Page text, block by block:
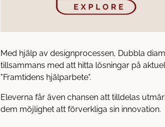
Med hjälp av designprocessen, Dubbla
tillsammans med att hitta lösningar på
"Framtidens hjälparbete".
Eleverna får även chansen att tilldelas
dem möjlighet att förverkliga sin innovation.